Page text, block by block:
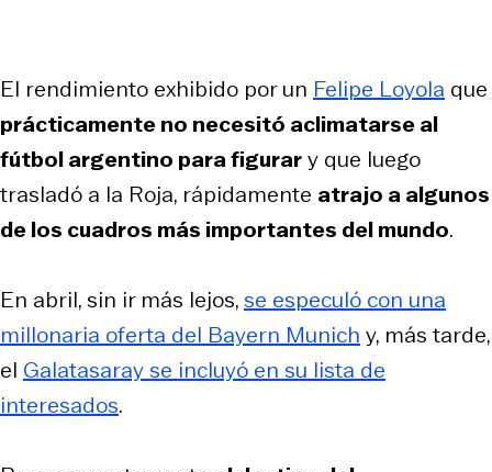
El rendimiento exhibido por un Felipe Loyola que
prácticamente no necesitó aclimatarse al
fútbol argentino para figurary que luego
trasladó a la Roja, rápidamente atrajo a algunos
de los cuadros más importantes del mundo.
En abril, sin ir más lejos,se especuló con una
millonaria oferta del Bayern Munich y, más tarde,
el Galatasaray se incluyó en su lista de
interesados.